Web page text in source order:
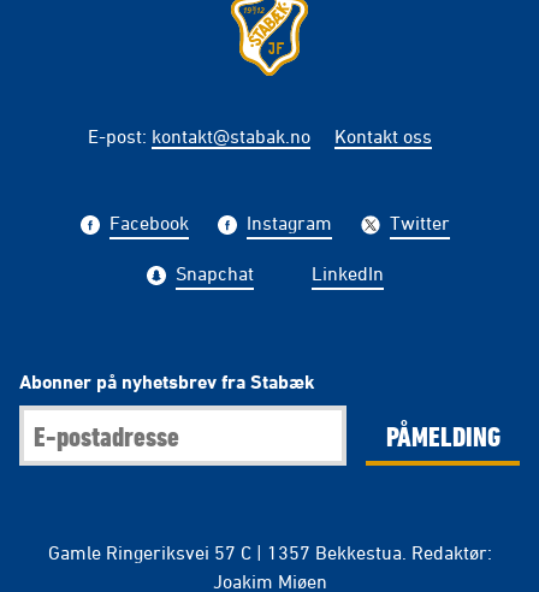
E-post: kontakt@stabak.no Kontakt oss
Facebook Instagram Twitter
Snapchat LinkedIn
Abonner på nyhetsbrev fra Stabæk
PÅMELDING
Gamle Ringeriksvei 57 C | 1357 Bekkestua. Redaktør:
Joakim Miøen